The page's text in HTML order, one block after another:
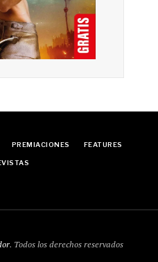
PREMIACIONES FEATURES
. Todos los derechos reservados